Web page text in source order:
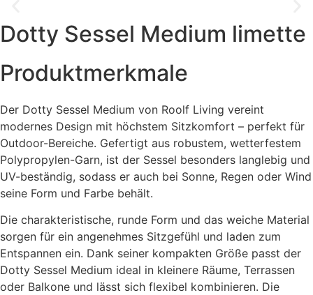
Dotty Sessel Medium limette
Produktmerkmale
Der Dotty Sessel Medium von Roolf Living vereint
modernes Design mit höchstem Sitzkomfort – perfekt für
Outdoor-Bereiche. Gefertigt aus robustem, wetterfestem
Polypropylen-Garn, ist der Sessel besonders langlebig und
UV-beständig, sodass er auch bei Sonne, Regen oder Wind
seine Form und Farbe behält.
Die charakteristische, runde Form und das weiche Material
sorgen für ein angenehmes Sitzgefühl und laden zum
Entspannen ein. Dank seiner kompakten Größe passt der
Dotty Sessel Medium ideal in kleinere Räume, Terrassen
oder Balkone und lässt sich flexibel kombinieren. Die